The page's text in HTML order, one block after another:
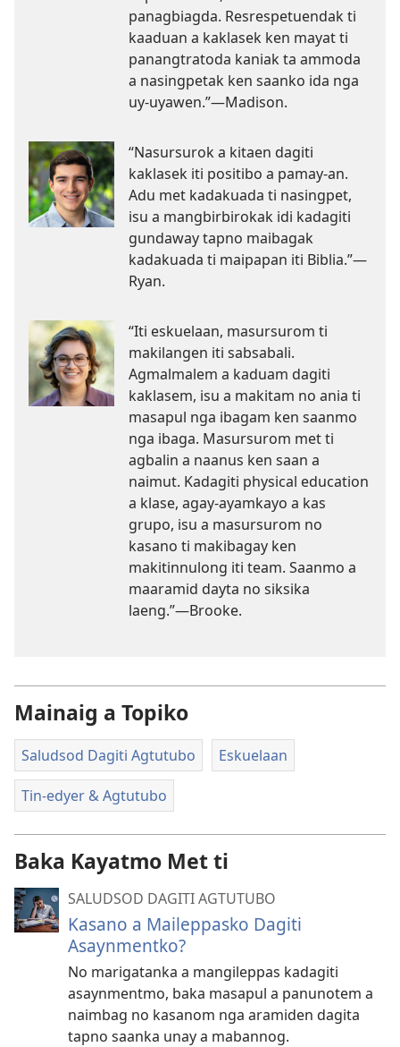
panagbiagda. Resrespetuendak ti
kaaduan a kaklasek ken mayat ti
panangtratoda kaniak ta ammoda
a nasingpetak ken saanko ida nga
uy-uyawen.”—Madison.
“Nasursurok a kitaen dagiti
kaklasek iti positibo a pamay-an.
Adu met kadakuada ti nasingpet,
isu a mangbirbirokak idi kadagiti
gundaway tapno maibagak
kadakuada ti maipapan iti Biblia.”—
Ryan.
“Iti eskuelaan, masursurom ti
makilangen iti sabsabali.
Agmalmalem a kaduam dagiti
kaklasem, isu a makitam no ania ti
masapul nga ibagam ken saanmo
nga ibaga. Masursurom met ti
agbalin a naanus ken saan a
naimut. Kadagiti physical education
a klase, agay-ayamkayo a kas
grupo, isu a masursurom no
kasano ti makibagay ken
makitinnulong iti team. Saanmo a
maaramid dayta no siksika
laeng.”—Brooke.
Mainaig a Topiko
Saludsod Dagiti Agtutubo Eskuelaan
Tin-edyer & Agtutubo
Baka Kayatmo Met ti
SALUDSOD DAGITI AGTUTUBO
Kasano a Maileppasko Dagiti
Asaynmentko?
No marigatanka a mangileppas kadagiti
asaynmentmo, baka masapul a panunotem a
naimbag no kasanom nga aramiden dagita
tapno saanka unay a mabannog.